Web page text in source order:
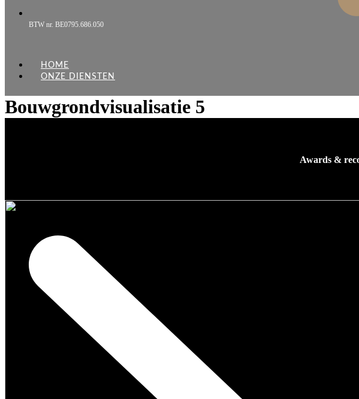
BTW nr. BE0795.686.050
HOME
ONZE DIENSTEN
Bouwgrondvisualisatie 5
Awards &